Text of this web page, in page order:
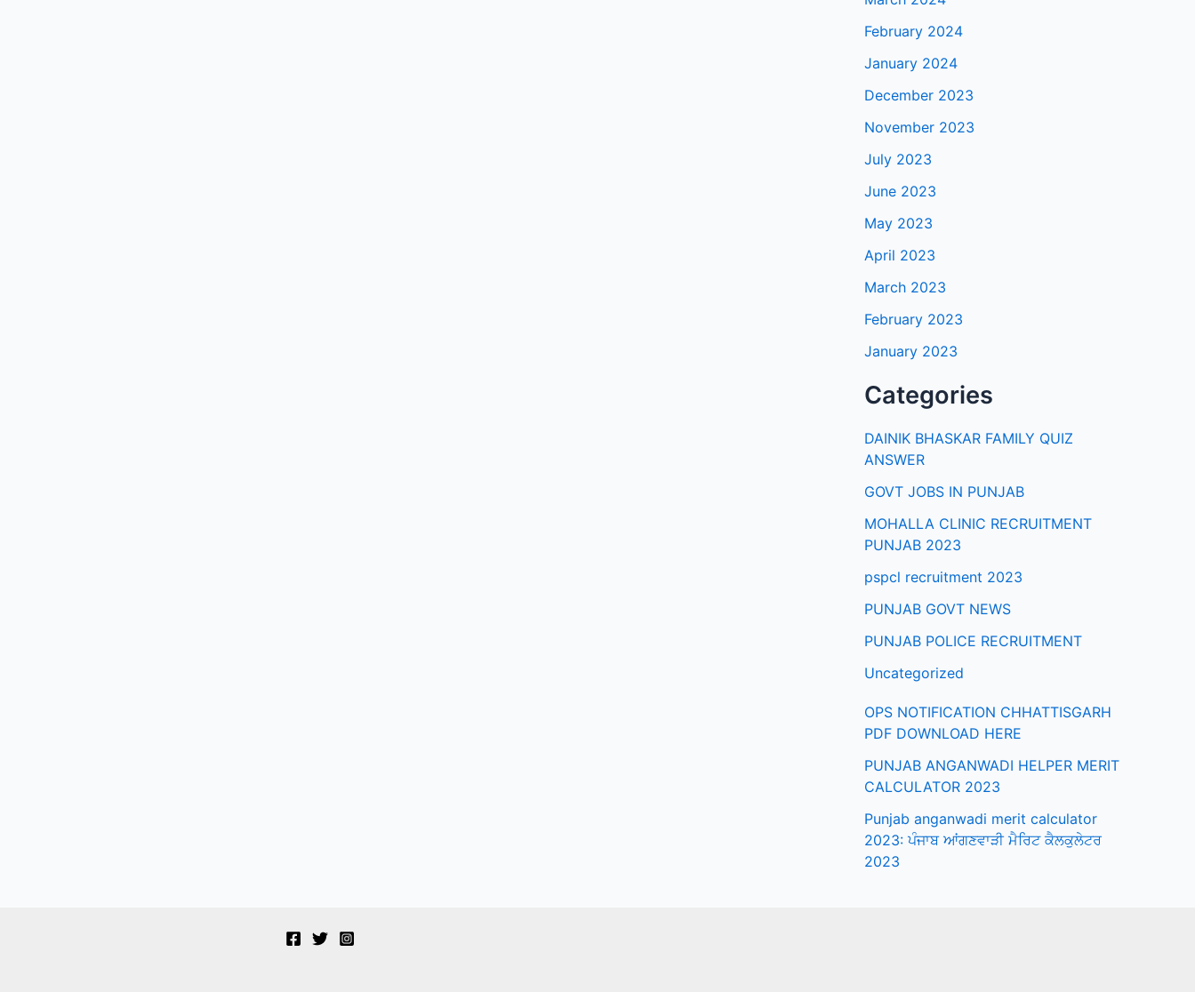
February 2024
January 2024
December 2023
November 2023
July 2023
June 2023
May 2023
April 2023
March 2023
February 2023
January 2023
Categories
DAINIK BHASKAR FAMILY QUIZ
ANSWER
GOVT JOBS IN PUNJAB
MOHALLA CLINIC RECRUITMENT
PUNJAB 2023
pspcl recruitment 2023
PUNJAB GOVT NEWS
PUNJAB POLICE RECRUITMENT
Uncategorized
OPS NOTIFICATION CHHATTISGARH
PDF DOWNLOAD HERE
PUNJAB ANGANWADI HELPER MERIT
CALCULATOR 2023
Punjab anganwadi merit calculator
2023: ਪੰਜਾਬ ਆਂਗਣਵਾੜੀ ਮੈਰਿਟ ਕੈਲਕੁਲੇਟਰ
2023